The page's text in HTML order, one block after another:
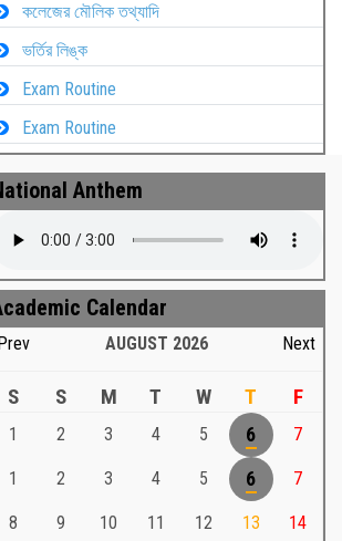
কলেজের মৌলিক তথ্যাদি
ভর্তির লিঙ্ক
Exam Routine
Exam Routine
Md. Shafiullah Sarker
Md. Shafiullah Sarkar , Professor ,
Teacher Representative
Anthem
Calendar
AUGUST 2026 Next
S S M T W T F
1 2 3 4 5 6 7
1 2 3 4 5 6 7
8 9 10 11 12 13 14